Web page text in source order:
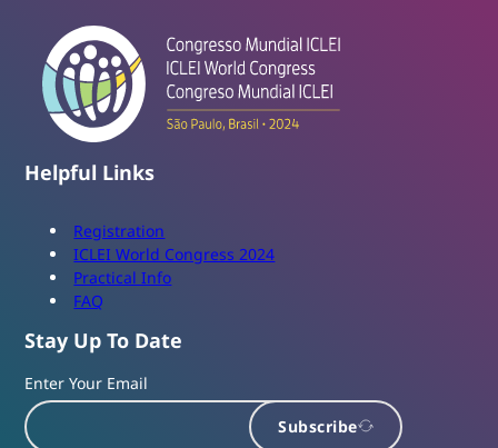
Helpful Links
Registration
ICLEI World Congress 2024
Practical Info
FAQ
Stay Up To Date
Enter Your Email
Subscribe